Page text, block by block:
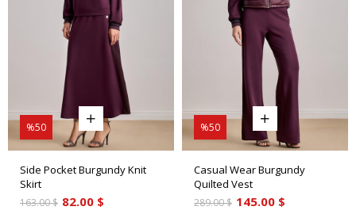
Side Pocket Burgundy Knit
Skirt
82.00 $
163.00 $
%50
Casual Wear Burgundy
Quilted Vest
145.00 $
289.00 $
%50